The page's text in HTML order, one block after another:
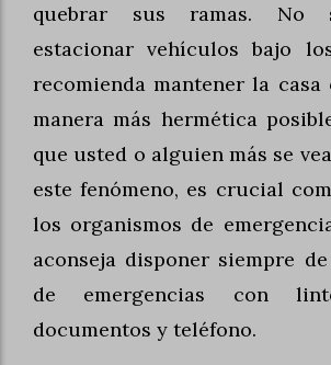
quebrar sus ramas. No
estacionar vehículos bajo
recomienda mantener la casa
manera más hermética
que usted o alguien más se
este fenómeno, es crucial
los organismos de
aconseja disponer siempre
de emergencias con
documentos y teléfono.